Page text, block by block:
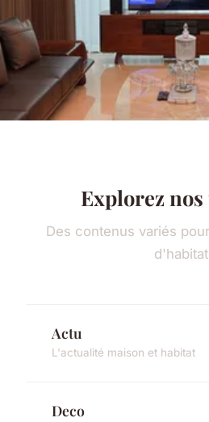
Explorez
Des contenus variés
d'habitat
Actu
L'actualité maison et habitat
Deco